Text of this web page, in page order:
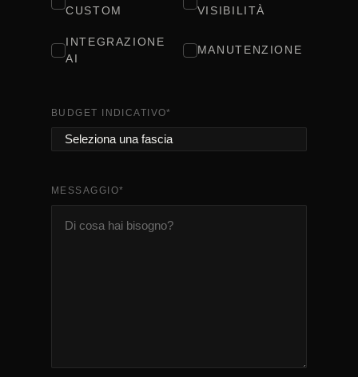
CUSTOM VISIBILITÀ
INTEGRAZIONE
AI
MANUTENZIONE
BUDGET INDICATIVO*
MESSAGGIO*